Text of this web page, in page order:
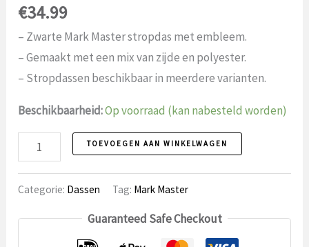
€34.99
– Zwarte Mark Master stropdas met embleem.
– Gemaakt met een mix van zijde en polyester.
– Stropdassen beschikbaar in meerdere varianten.
Beschikbaarheid:Op voorraad (kan nabesteld worden)
Stropdas
13
Mark
TOEVOEGEN AAN WINKELWAGEN
Categorie: Dassen Tag: Mark Master
Guaranteed Safe Checkout